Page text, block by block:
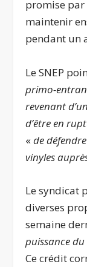
promise par
maintenir
pendant un
Le SNEP
primo-
revenant
d’être en
«de
vinyles
Le syndicat
diverses
semaine
puissance
Ce crédit